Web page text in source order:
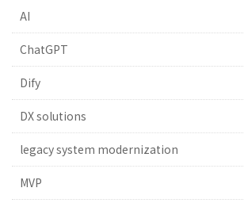
AI
ChatGPT
Dify
DX solutions
legacy system modernization
MVP